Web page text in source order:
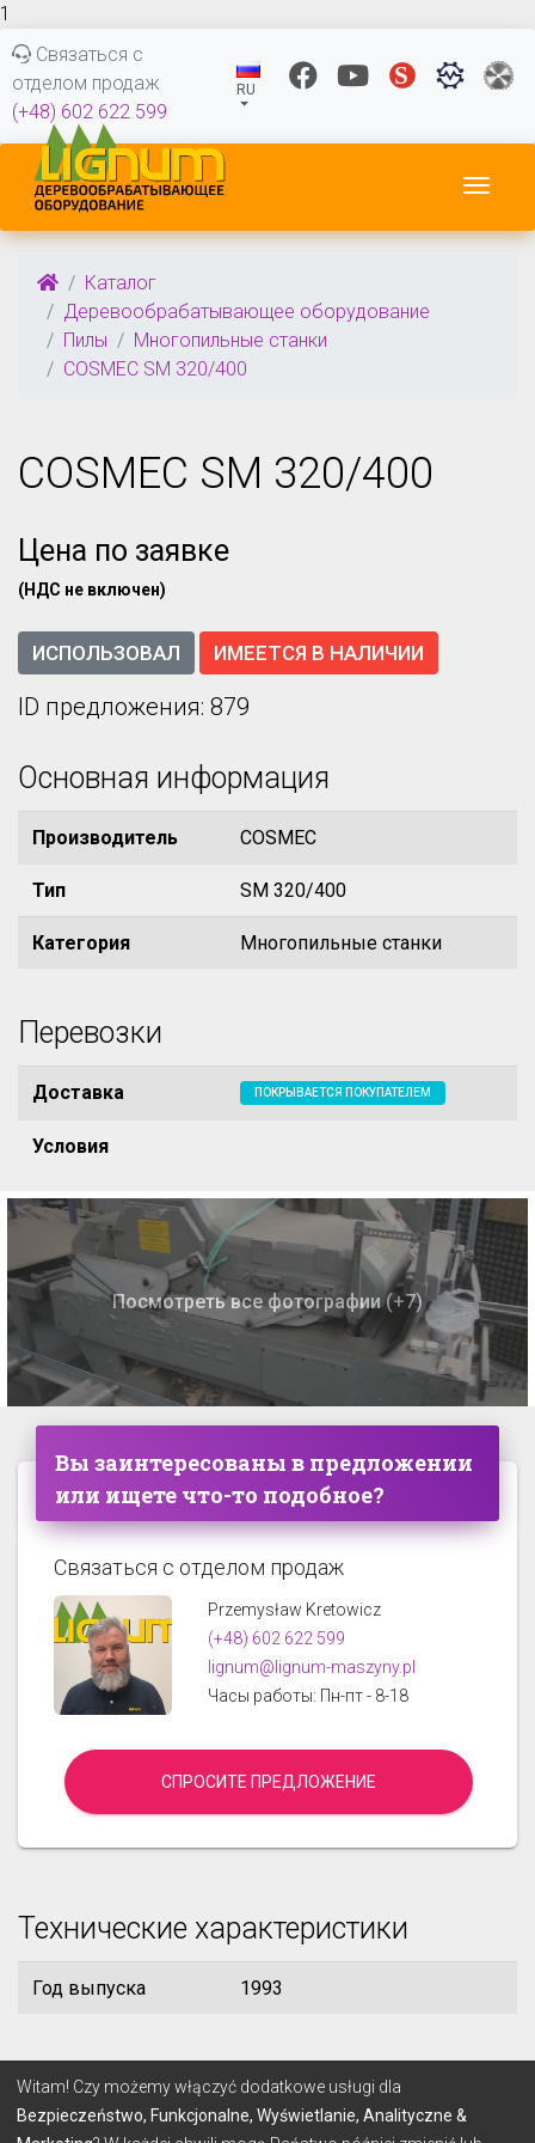
1
Связаться с
отделом продаж
(+48) 602 622 599
RU
Каталог
Деревообрабатывающее оборудование
Пилы
Многопильные станки
COSMEC SM 320/400
COSMEC SM 320/400
Цена по заявке
(НДС не включен)
ИСПОЛЬЗОВАЛ ИМЕЕТСЯ В НАЛИЧИИ
ID предложения: 879
Основная информация
Производитель COSMEC
Тип SM 320/400
Категория Многопильные станки
Перевозки
Доставка ПОКРЫВАЕТСЯ ПОКУПАТЕЛЕМ
Условия
Посмотреть все фотографии (+7)
Вы заинтересованы в предложении
или ищете что-то подобное?
Связаться с отделом продаж
Przemysław Kretowicz
(+48) 602 622 599
lignum@lignum-maszyny.pl
Часы работы: Пн-пт - 8-18
СПРОСИТЕ ПРЕДЛОЖЕНИЕ
Технические характеристики
Год выпуска 1993
© 2026 Lignum
Witam! Czy możemy włączyć dodatkowe usługi dla
Bezpieczeństwo, Funkcjonalne, Wyświetlanie, Analityczne &